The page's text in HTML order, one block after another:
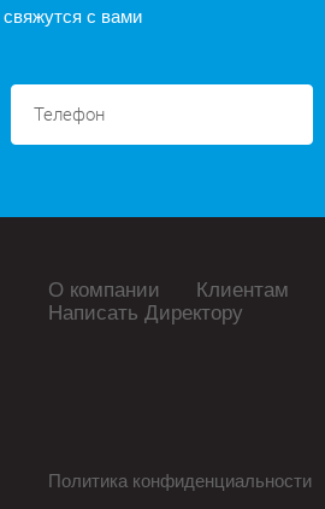
с вами
О компании Клиентам
Написать Директору
Политика конфиденциальности